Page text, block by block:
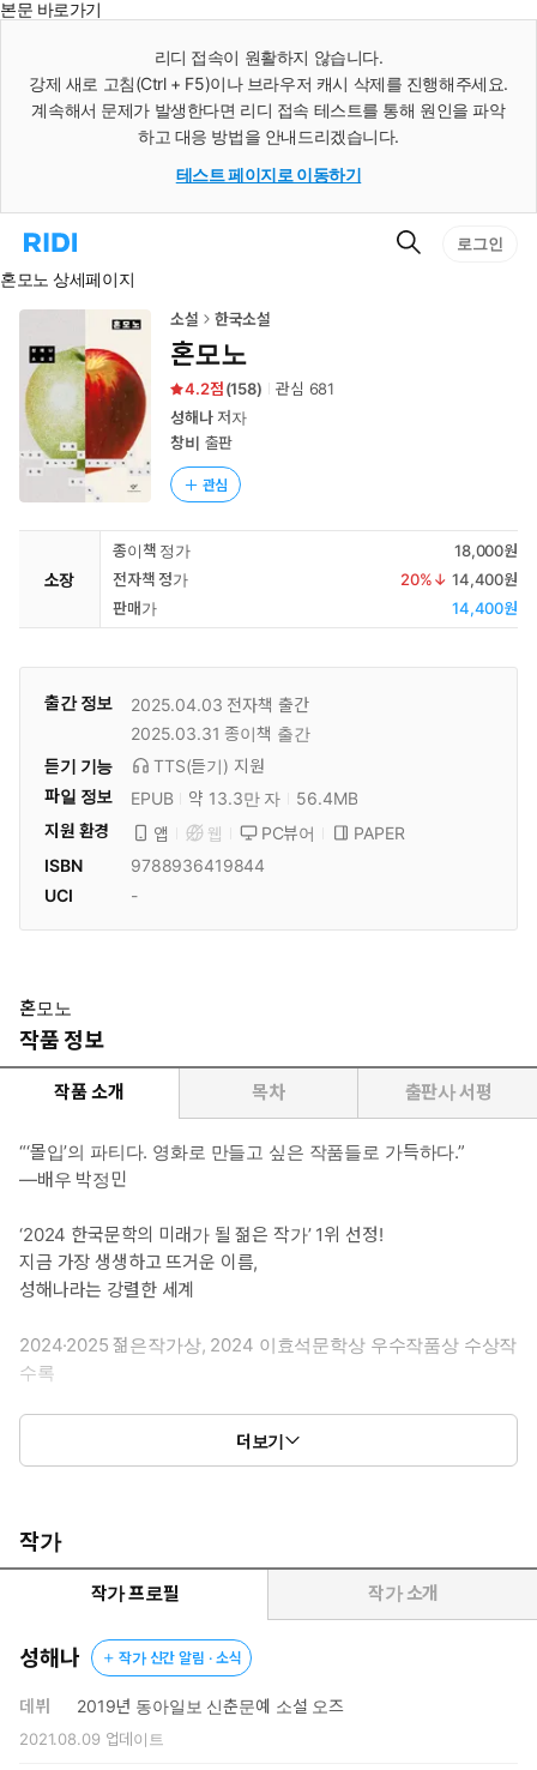
본문 바로가기
리디 접속이 원활하지 않습니다.
강제 새로 고침(Ctrl + F5)이나 브라우저 캐시 삭제를 진행해주세요.
계속해서 문제가 발생한다면 리디 접속 테스트를 통해 원인을 파악
하고 대응 방법을 안내드리겠습니다.
테스트 페이지로 이동하기
리
홈
로
동
검
로그인
혼모노 상세페이지
소설 한국소설
혼모노
4.2 (158) 관심 681
성해나저자
창비 출판
관심
소장
종이책 정가
18,000원
전자책 정가
20%↓ 14,400원
판매가
14,400원
출간 정보 2025.04.03 전자책 출간
2025.03.31 종이책 출간
듣기 기능
TTS(듣기) 지원
파일 정보
EPUB 약 13.3만 자
56.4MB
지원 환경
앱 웹 PC뷰어
PAPER
ISBN
9788936419844
UCI
-
혼모노
작품 정보
작품 소개 목차 출판사 서평
“‘몰입’의 파티다. 영화로 만들고 싶은 작품들로 가득하다.”
―배우 박정민
‘2024 한국문학의 미래가 될 젊은 작가’ 1위 선정!
지금 가장 생생하고 뜨거운 이름,
성해나라는 강렬한 세계
2024·2025 젊은작가상, 2024 이효석문학상 우수작품상 수상작
수록
작품마다 치밀한 취재와 정교한 구성을 바탕으로 한 개성적인 캐릭
터와 강렬하고도 서늘한 서사로 평단과 독자의 주목을 고루 받으며
작가상, 2024 이효석문학상 우수작품상, 2024 김만중문학상 신인
상 등 다수의 문학상을 연달아 수상하고 온라인 서점 예스24가 선
정한 ‘2024 한국문학의 미래가 될 젊은 작가’ 투표에서 1위로 선정
되는 등 이미 그 화제성을 증명한 바 있다. 첫 소설집 『빛을 걷으면
빛』(문학동네 2022)에서 타인을 이해하려는 시도를 부드럽고 따
스한 시선으로 담아내고, 첫 장편소설 『두고 온 여름』(창비
2023)에서 오해와 결별로 얼룩진 과거에 애틋한 인사를 건네고자
했던 그가 『혼모노』에 이르러 더욱 예리해진 문제의식과 흡인력
더보기
작가
작가 프로필 작가 소개
성해나 작가 신간 알림 · 소식
데뷔 2019년 동아일보 신춘문예 소설 오즈
2021.08.09 업데이트